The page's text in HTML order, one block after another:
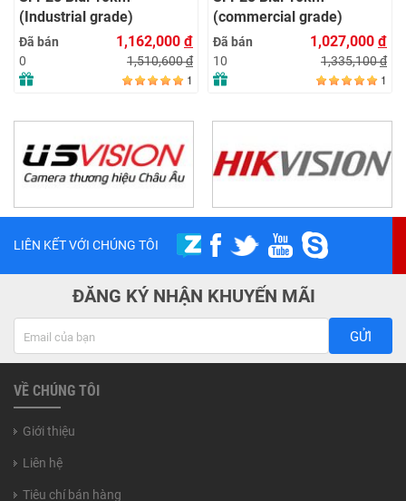
(Industrial grade)
Đã bán
0
1,162,000 đ
1,510,600đ
1
(commercial grade)
Đã bán
10
1,027,000 đ
1,335,100đ
1
LIÊN KẾT VỚI CHÚNG TÔI
ĐĂNG KÝ NHẬN KHUYẾN MÃI
GỬI
VỀ CHÚNG TÔI
Giới thiệu
Liên hệ
Tiêu chí bán hàng